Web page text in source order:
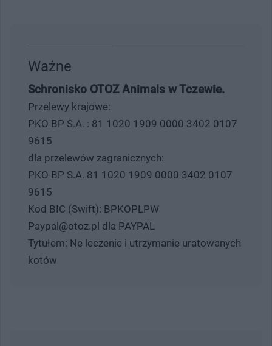
Ważne
Schronisko OTOZ Animals w Tczewie.
Przelewy krajowe:
PKO BP S.A. : 81 1020 1909 0000 3402 0107
9615
dla przelewów zagranicznych:
PKO BP S.A. 81 1020 1909 0000 3402 0107
9615
Kod BIC (Swift): BPKOPLPW
Paypal@otoz.pl dla PAYPAL
Tytułem: Ne leczenie i utrzymanie uratowanych
kotów